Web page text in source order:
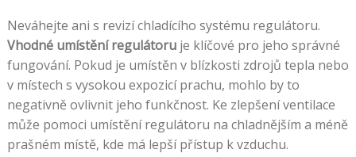
Neváhejte ani s revizí chladícího systému regulátoru.
Vhodné umístění regulátoruje klíčové pro jeho správné
fungování. Pokud je umístěn v blízkosti zdrojů tepla nebo
v místech s vysokou expozicí prachu, mohlo by to
negativně ovlivnit jeho funkčnost. Ke zlepšení ventilace
může pomoci umístění regulátoru na chladnějším a méně
prašném místě, kde má lepší přístup k vzduchu.